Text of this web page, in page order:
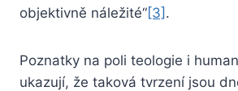
objektivně náležité“[3] .
Poznatky na poli teologie i
ukazují, že taková tvrzení jsou